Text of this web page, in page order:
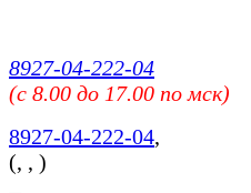
8927-04-222-04
(c 8.00 до 17.00 по мск)
8927-04-222-04,
(, , )